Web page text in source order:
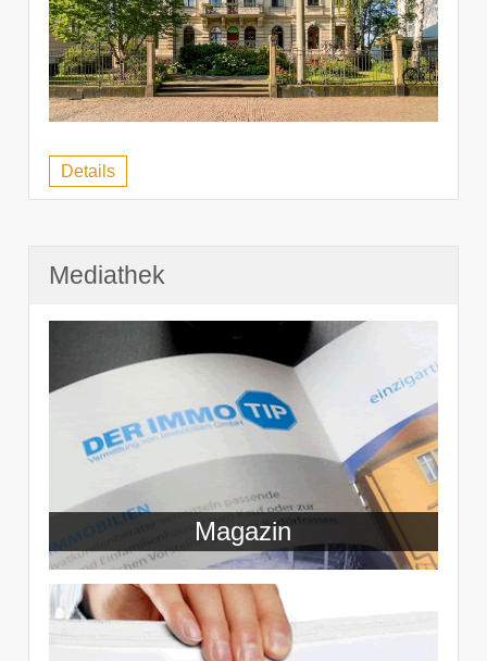
Details
Mediathek
Magazin